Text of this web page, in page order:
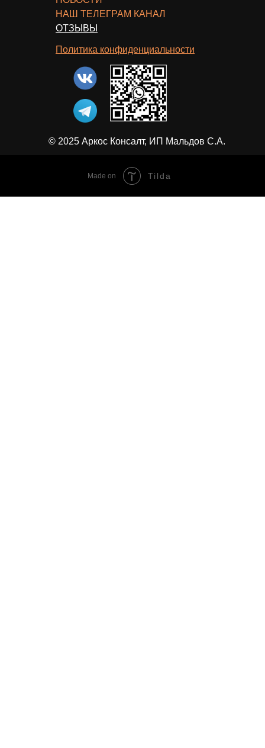
© 2025 Аркос Консалт, ИП Мальдов С.А.
Политика конфиденциальности
ОТЗЫВЫ
НАШ ТЕЛЕГРАМ КАНАЛ
Made on Tilda